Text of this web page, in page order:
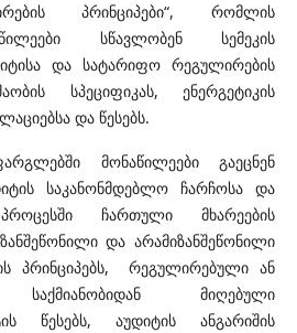
პრინციპები“, რომლის
სწავლობენ სემეკის
და სატარიფო რეგულირების
სპეციფიკას, ენერგეტიკის
და წესებს.
მონაწილეები გაეცნენ
საკანონმდებლო ჩარჩოსა და
ჩართული მხარეების
და არამიზანშეწონილი
პრინციპებს, რეგულირებული ან
საქმიანობიდან მიღებული
წესებს, აუდიტის ანგარიშის